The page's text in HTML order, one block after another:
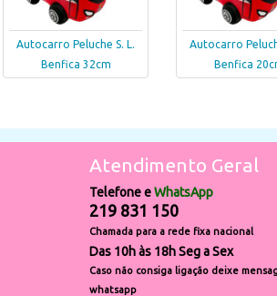
Autocarro Peluche S. L.
Benfica 32cm
Autocarro
Benfica
Atendimento Geral
Telefone eWhatsApp
219 831 150
Chamada para a rede fixa nacional
Das 10h às 18h Seg a Sex
Caso não consiga ligação deixe
whatsapp